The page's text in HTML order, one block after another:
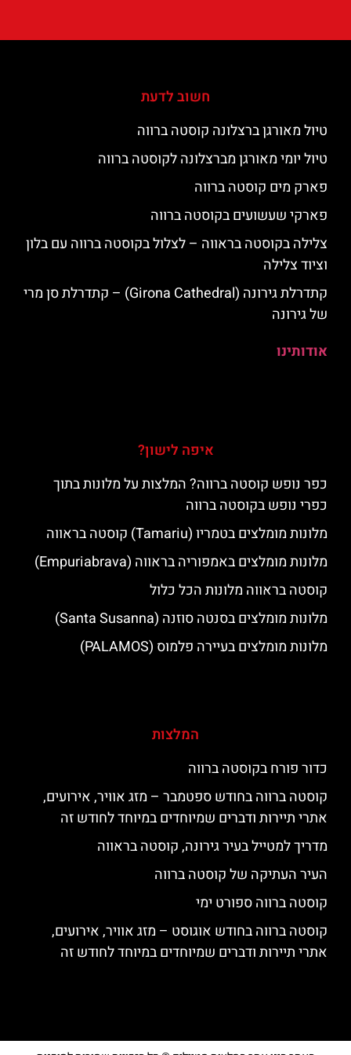
חשוב לדעת
טיול מאורגן ברצלונה קוסטה ברווה
טיול יומי מאורגן מברצלונה לקוסטה ברווה
פארק מים קוסטה ברווה
פארקי שעשועים בקוסטה ברווה
צלילה בקוסטה בראווה – לצלול בקוסטה ברווה עם בלון
וציוד צלילה
קתדרלת גירונה (Girona Cathedral) – קתדרלת סן מרי
של גירונה
אודותינו
איפה לישון?
כפר נופש קוסטה ברווה? המלצות על מלונות בתוך
כפרי נופש בקוסטה ברווה
מלונות מומלצים בטמריו (Tamariu) קוסטה בראווה
מלונות מומלצים באמפוריה בראווה (Empuriabrava)
קוסטה בראווה מלונות הכל כלול
מלונות מומלצים בסנטה סוזנה (Santa Susanna)
מלונות מומלצים בעיירה פלמוס (PALAMOS)
המלצות
כדור פורח בקוסטה ברווה
קוסטה ברווה בחודש ספטמבר – מזג אוויר, אירועים,
אתרי תיירות ודברים שמיוחדים במיוחד לחודש זה
מדריך למטייל בעיר גירונה, קוסטה בראווה
העיר העתיקה של קוסטה ברווה
קוסטה ברווה ספורט ימי
קוסטה ברווה בחודש אוגוסט – מזג אוויר, אירועים,
אתרי תיירות ודברים שמיוחדים במיוחד לחודש זה